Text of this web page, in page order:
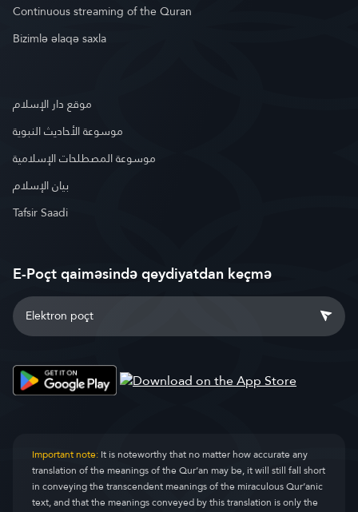
Continuous streaming of the Quran
Bizimlə əlaqə saxla
موقع دار الإسلام
موسوعة الأحاديث النبوية
موسوعة المصطلحات الإسلامية
بيان الإسلام
Tafsir Saadi
E-Poçt qaiməsində qeydiyatdan keçmə
Important note:It is noteworthy that no matter how accurate any
translation of the meanings of the Qur’an may be, it will still fall short
in conveying the transcendent meanings of the miraculous Qur’anic
text, and that the meanings conveyed by this translation is only the